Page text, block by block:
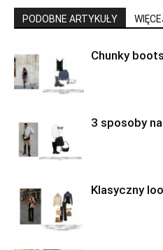
PODOBNE ARTYKUŁY
Chunky
3 sposoby
Klasyczny